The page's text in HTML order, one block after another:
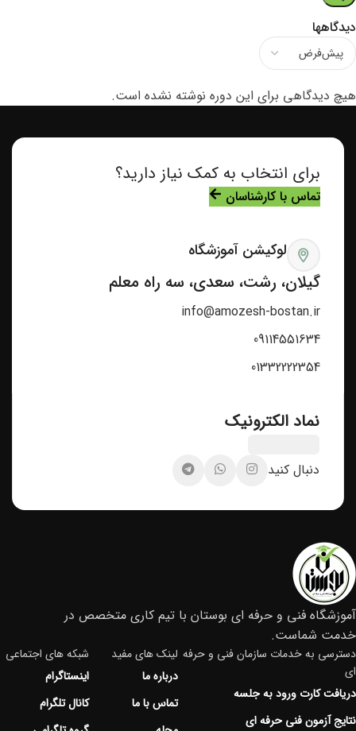
دیدگاهها
هیچ دیدگاهی برای این دوره نوشته نشده است.
برای انتخاب به کمک نیاز دارید؟
تماس با کارشناسان
لوکیشن آموزشگاه
گیلان، رشت، سعدی، سه راه معلم
info@amozesh-bostan.ir
09114551634
01332222354
نماد الکترونیک
دنبال کنید
آموزشگاه فنی و حرفه ای بوستان با تیم کاری متخصص در
خدمت شماست.
دسترسی به خدمات سازمان فنی و حرفه
ای
دریافت کارت ورود به جلسه
نتایج آزمون فنی حرفه ای
لینک های مفید
درباره ما
تماس با ما
شبکه های اجتماعی
اینستاگرام
کانال تلگرام